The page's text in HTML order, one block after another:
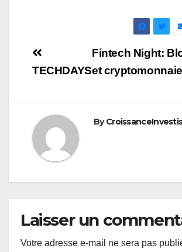
Navigation
de
Fintech Night:
et
TECHDAYS
By
Laisser un
Votre adresse e-mail ne sera pas